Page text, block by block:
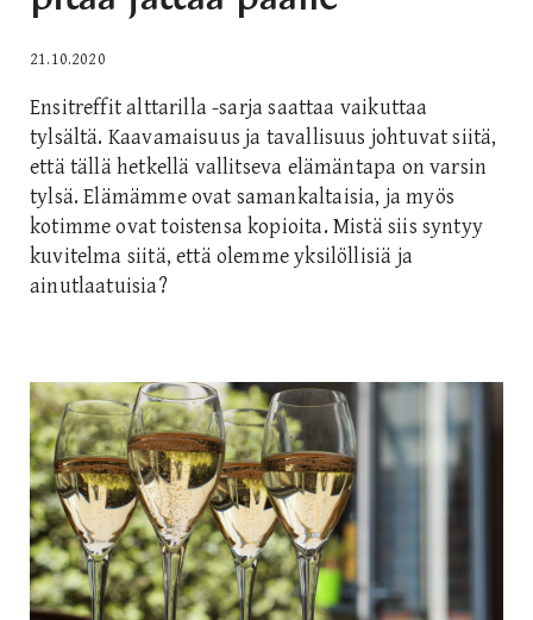
21.10.2020
Ensitreffit alttarilla -sarja saattaa vaikuttaa
tylsältä. Kaavamaisuus ja tavallisuus johtuvat siitä,
että tällä hetkellä vallitseva elämäntapa on varsin
tylsä. Elämämme ovat samankaltaisia, ja myös
kotimme ovat toistensa kopioita. Mistä siis syntyy
kuvitelma siitä, että olemme yksilöllisiä ja
ainutlaatuisia?